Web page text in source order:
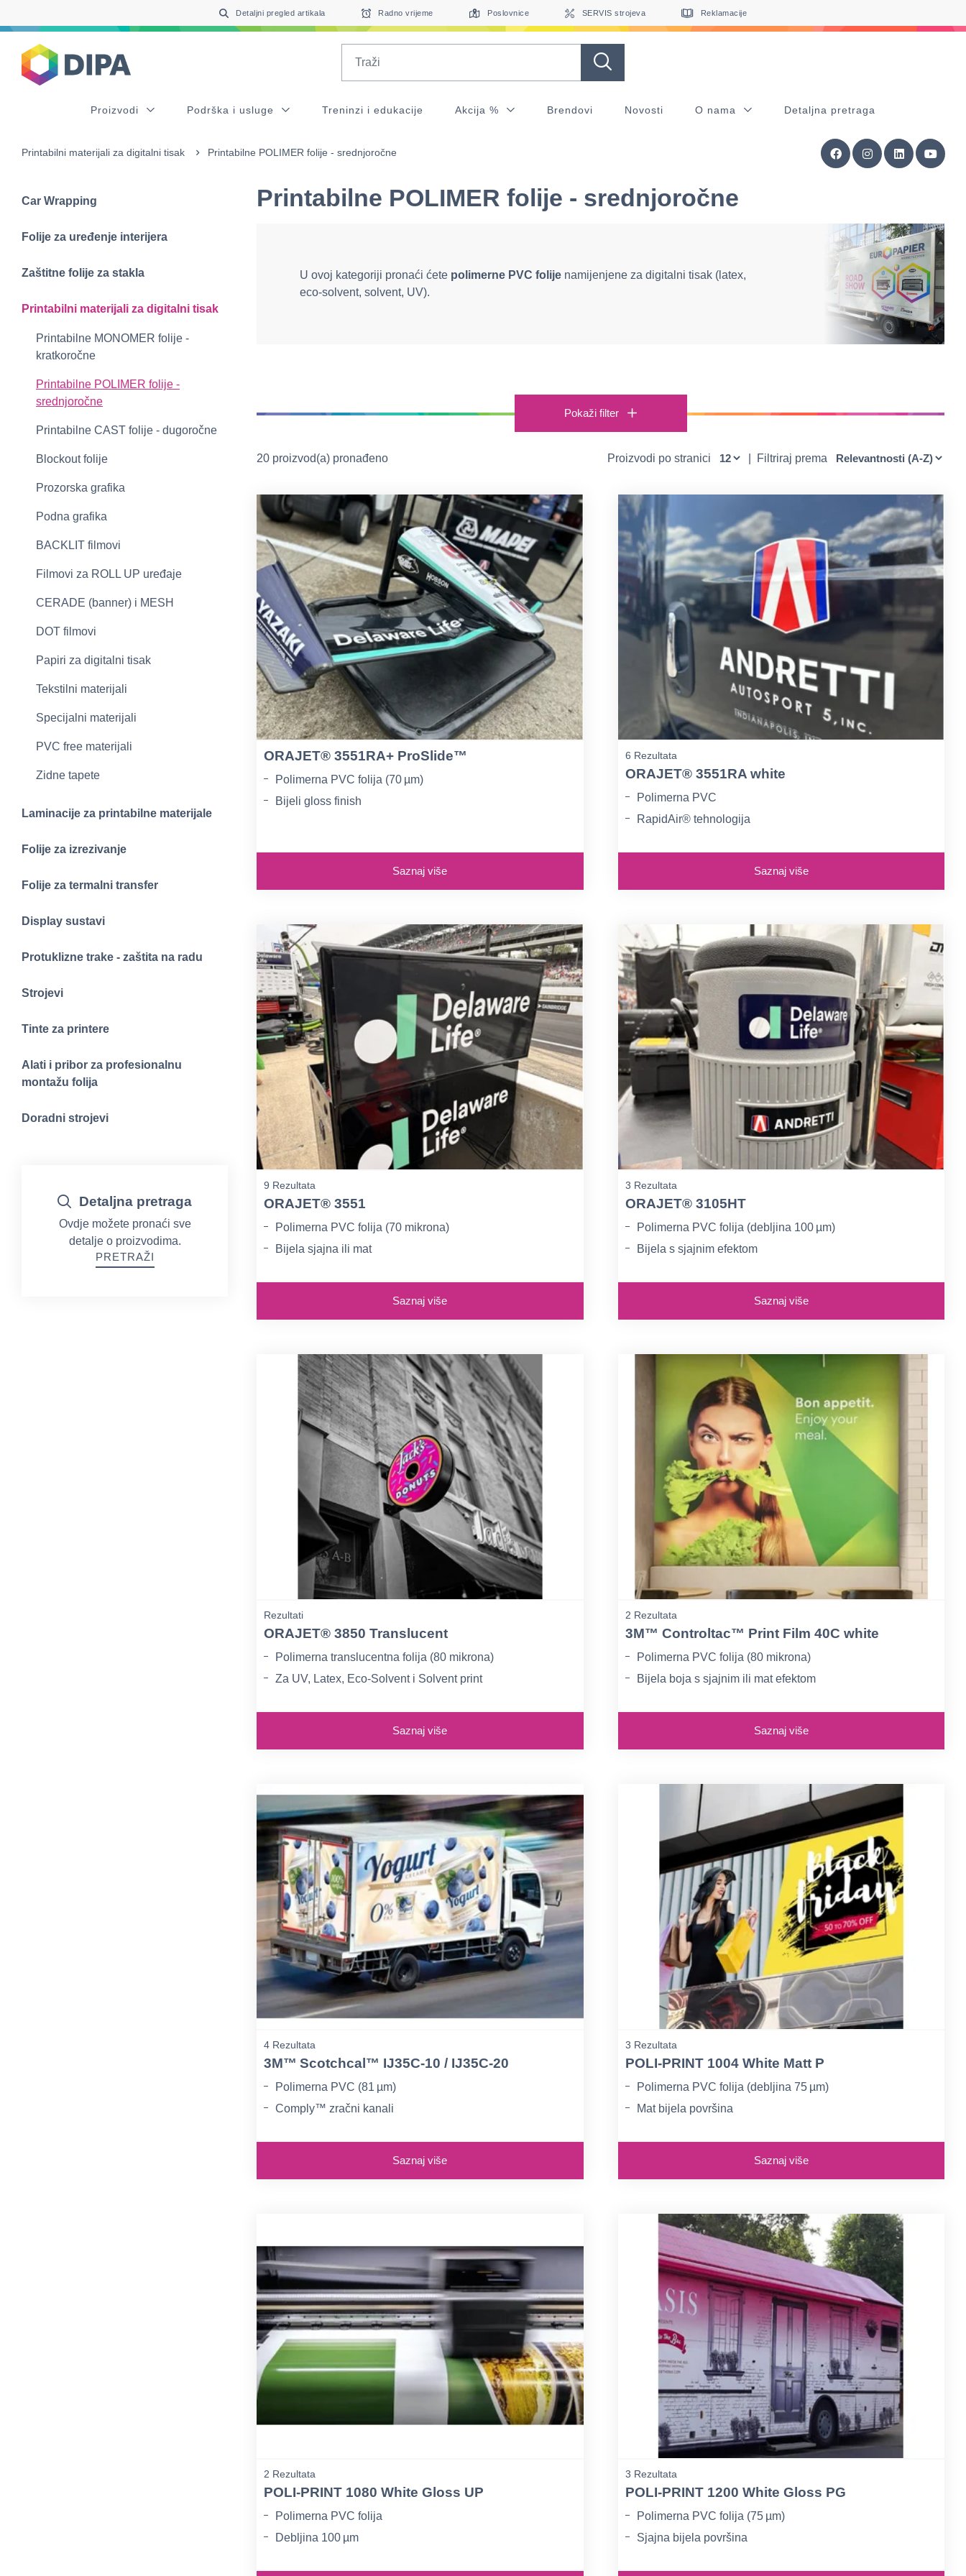
Detaljni pregled artikala Radno vrijeme Poslovnice SERVIS strojeva Reklamacije
Proizvodi Podrška i usluge Treninzi i edukacije Akcija % Brendovi Novosti O nama Detaljna pretraga
Printabilni materijali za digitalni tisak Printabilne POLIMER folije - srednjoročne
Car Wrapping
Folije za uređenje interijera
Zaštitne folije za stakla
Printabilni materijali za digitalni tisak
Printabilne MONOMER folije -
kratkoročne
Printabilne POLIMER folije -
srednjoročne
Printabilne CAST folije - dugoročne
Blockout folije
Prozorska grafika
Podna grafika
BACKLIT filmovi
Filmovi za ROLL UP uređaje
CERADE (banner) i MESH
DOT filmovi
Papiri za digitalni tisak
Tekstilni materijali
Specijalni materijali
PVC free materijali
Zidne tapete
Laminacije za printabilne materijale
Folije za izrezivanje
Folije za termalni transfer
Display sustavi
Protuklizne trake - zaštita na radu
Strojevi
Tinte za printere
Alati i pribor za profesionalnu
montažu folija
Doradni strojevi
Detaljna pretraga
Ovdje možete pronaći sve
detalje o proizvodima.
PRETRAŽI
Printabilne POLIMER folije - srednjoročne
U ovoj kategoriji pronaći ćete polimerne PVC folije namijenjene za digitalni tisak (latex,
eco-solvent, solvent, UV).
Pokaži filter
20 proizvod(a) pronađeno Proizvodi po stranici Filtriraj prema
ORAJET® 3551RA+ ProSlide™
Polimerna PVC folija (70 µm)
Bijeli gloss finish
Saznaj više
6 Rezultata
ORAJET® 3551RA white
Polimerna PVC
RapidAir® tehnologija
Saznaj više
9 Rezultata
ORAJET® 3551
Polimerna PVC folija (70 mikrona)
Bijela sjajna ili mat
Saznaj više
3 Rezultata
ORAJET® 3105HT
Polimerna PVC folija (debljina 100 µm)
Bijela s sjajnim efektom
Saznaj više
Rezultati
ORAJET® 3850 Translucent
Polimerna translucentna folija (80 mikrona)
Za UV, Latex, Eco-Solvent i Solvent print
Saznaj više
2 Rezultata
3M™ Controltac™ Print Film 40C white
Polimerna PVC folija (80 mikrona)
Bijela boja s sjajnim ili mat efektom
Saznaj više
4 Rezultata
3M™ Scotchcal™ IJ35C‑10 / IJ35C‑20
Polimerna PVC (81 µm)
Comply™ zračni kanali
Saznaj više
3 Rezultata
POLI‑PRINT 1004 White Matt P
Polimerna PVC folija (debljina 75 µm)
Mat bijela površina
Saznaj više
2 Rezultata
POLI-PRINT 1080 White Gloss UP
Polimerna PVC folija
Debljina 100 µm
3 Rezultata
POLI‑PRINT 1200 White Gloss PG
Polimerna PVC folija (75 µm)
Sjajna bijela površina